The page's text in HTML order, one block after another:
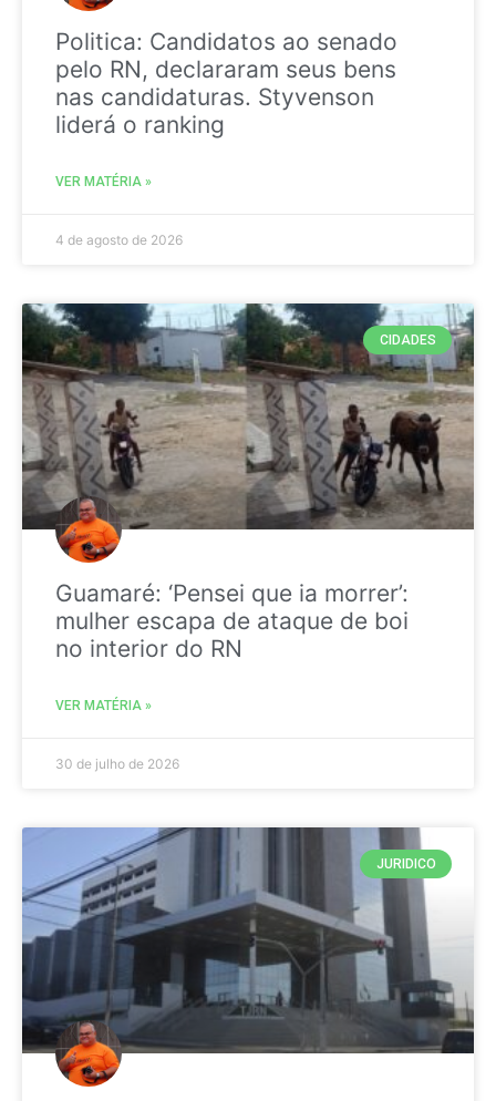
Politica: Candidatos ao senado
pelo RN, declararam seus bens
nas candidaturas. Styvenson
liderá o ranking
VER MATÉRIA »
4 de agosto de 2026
CIDADES
Guamaré: ‘Pensei que ia morrer’:
mulher escapa de ataque de boi
no interior do RN
VER MATÉRIA »
30 de julho de 2026
JURIDICO